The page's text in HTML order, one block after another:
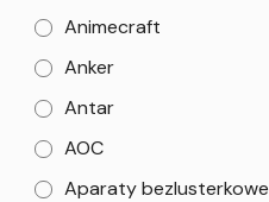
Animecraft
Anker
Antar
AOC
Aparaty bezlusterkowe